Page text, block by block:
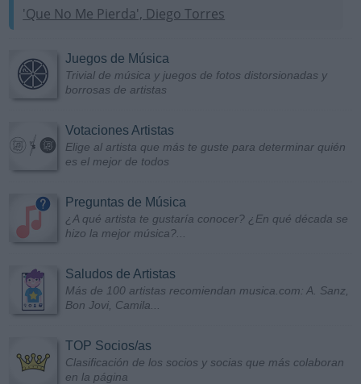
'Que No Me Pierda', Diego Torres
Juegos de Música
Trivial de música y juegos de fotos distorsionadas y
borrosas de artistas
Votaciones Artistas
Elige al artista que más te guste para determinar quién
es el mejor de todos
Preguntas de Música
¿A qué artista te gustaría conocer? ¿En qué década se
hizo la mejor música?...
Saludos de Artistas
Más de 100 artistas recomiendan musica.com: A. Sanz,
Bon Jovi, Camila...
TOP Socios/as
Clasificación de los socios y socias que más colaboran
en la página